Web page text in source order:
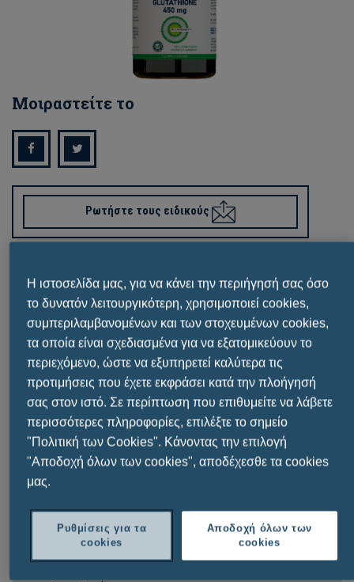
Μοιραστείτε το
Ρωτήστε τους ειδικούς
8 ΦΟΡΈΣ ΜΕΓΑΛΎΤΕΡΗ ΑΠΟΡΡΌΦΗΣΗ ΚΑΙ
ΒΙΟΔΙΑΘΕΣΙΜΌΤΗΤΑ ΤΩΝ ΔΡΑΣΤΙΚΏΝ ΟΥΣΙΏΝ
ΚΑΙ ΒΙΤΑΜΙΝΏΝ
ΚΑΤΆΛΛΗΛΟ ΓΙΑ VEGAN & ΧΟΡΤΟΦΆΓΟΥΣ
Περιεχόμενο
150 ml
πόσιμο διάλυμα
Η ιστοσελίδα μας, για να κάνει την περιήγησή σας όσο
το δυνατόν λειτουργικότερη, χρησιμοποιεί cookies,
συμπεριλαμβανομένων και των στοχευμένων cookies,
τα οποία είναι σχεδιασμένα για να εξατομικεύουν το
περιεχόμενο, ώστε να εξυπηρετεί καλύτερα τις
προτιμήσεις που έχετε εκφράσει κατά την πλοήγησή
σας στον ιστό. Σε περίπτωση που επιθυμείτε να λάβετε
περισσότερες πληροφορίες, επιλέξτε το σημείο
"Πολιτική των Cookies". Κάνοντας την επιλογή
"Αποδοχή όλων των cookies", αποδέχεσθε τα cookies
μας.
Αποδοχή όλων των
cookies
Ρυθμίσεις για τα
cookies